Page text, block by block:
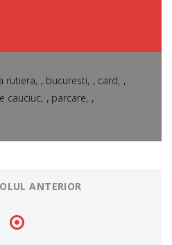
rutiera , bucuresti , card ,
cauciuc , parcare ,
ANTERIOR